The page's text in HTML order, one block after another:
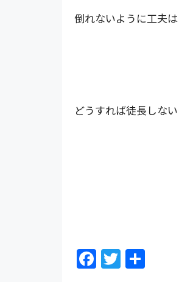
倒れないように工夫
どうすれば徒長しな
F T